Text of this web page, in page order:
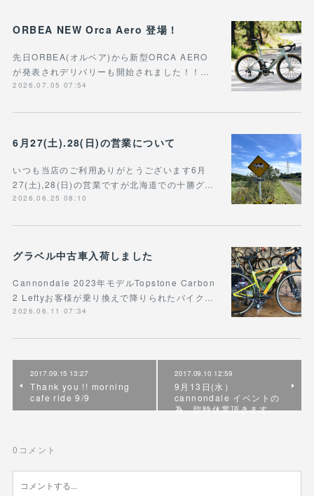
ORBEA NEW Orca Aero 登場！
先日ORBEA(オルベア)から新型ORCA AERO
が発表されデリバリーも開始されました！！…
2026.07.05 07:54
6月27(土).28(日)の営業について
いつも当店のご利用ありがとうございます6月
27(土),28(日)の営業ですが北海道での十勝グ…
2026.06.25 08:10
グラベル中古車入荷しました
Cannondale 2023年モデルTopstone Carbon
2 Leftyお客様が乗り換えで降りられたバイク…
2026.06.11 07:34
2017.09.15 13:27
Thank you !! morning
cafe ride 9/9
2017.09.10 12:59
9月13日(水）
cannondale イベントの
為 臨時休業頂きます。
0 コメント